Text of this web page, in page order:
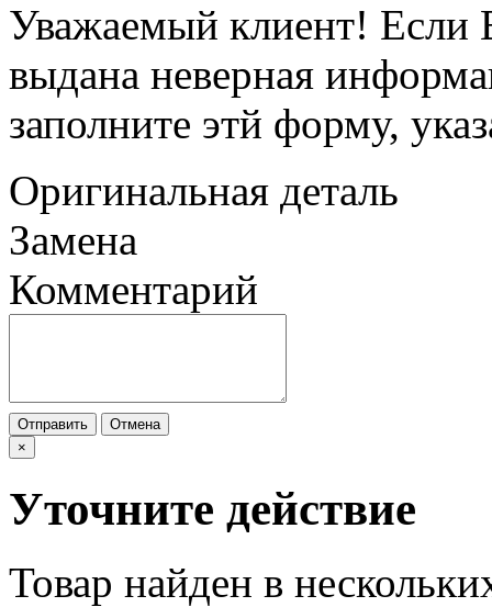
Уважаемый клиент! Если
выдана неверная
заполните этй форму,
Оригинальная деталь
Замена
Комментарий
Отправить
Отмена
×
Уточните действие
Товар найден в